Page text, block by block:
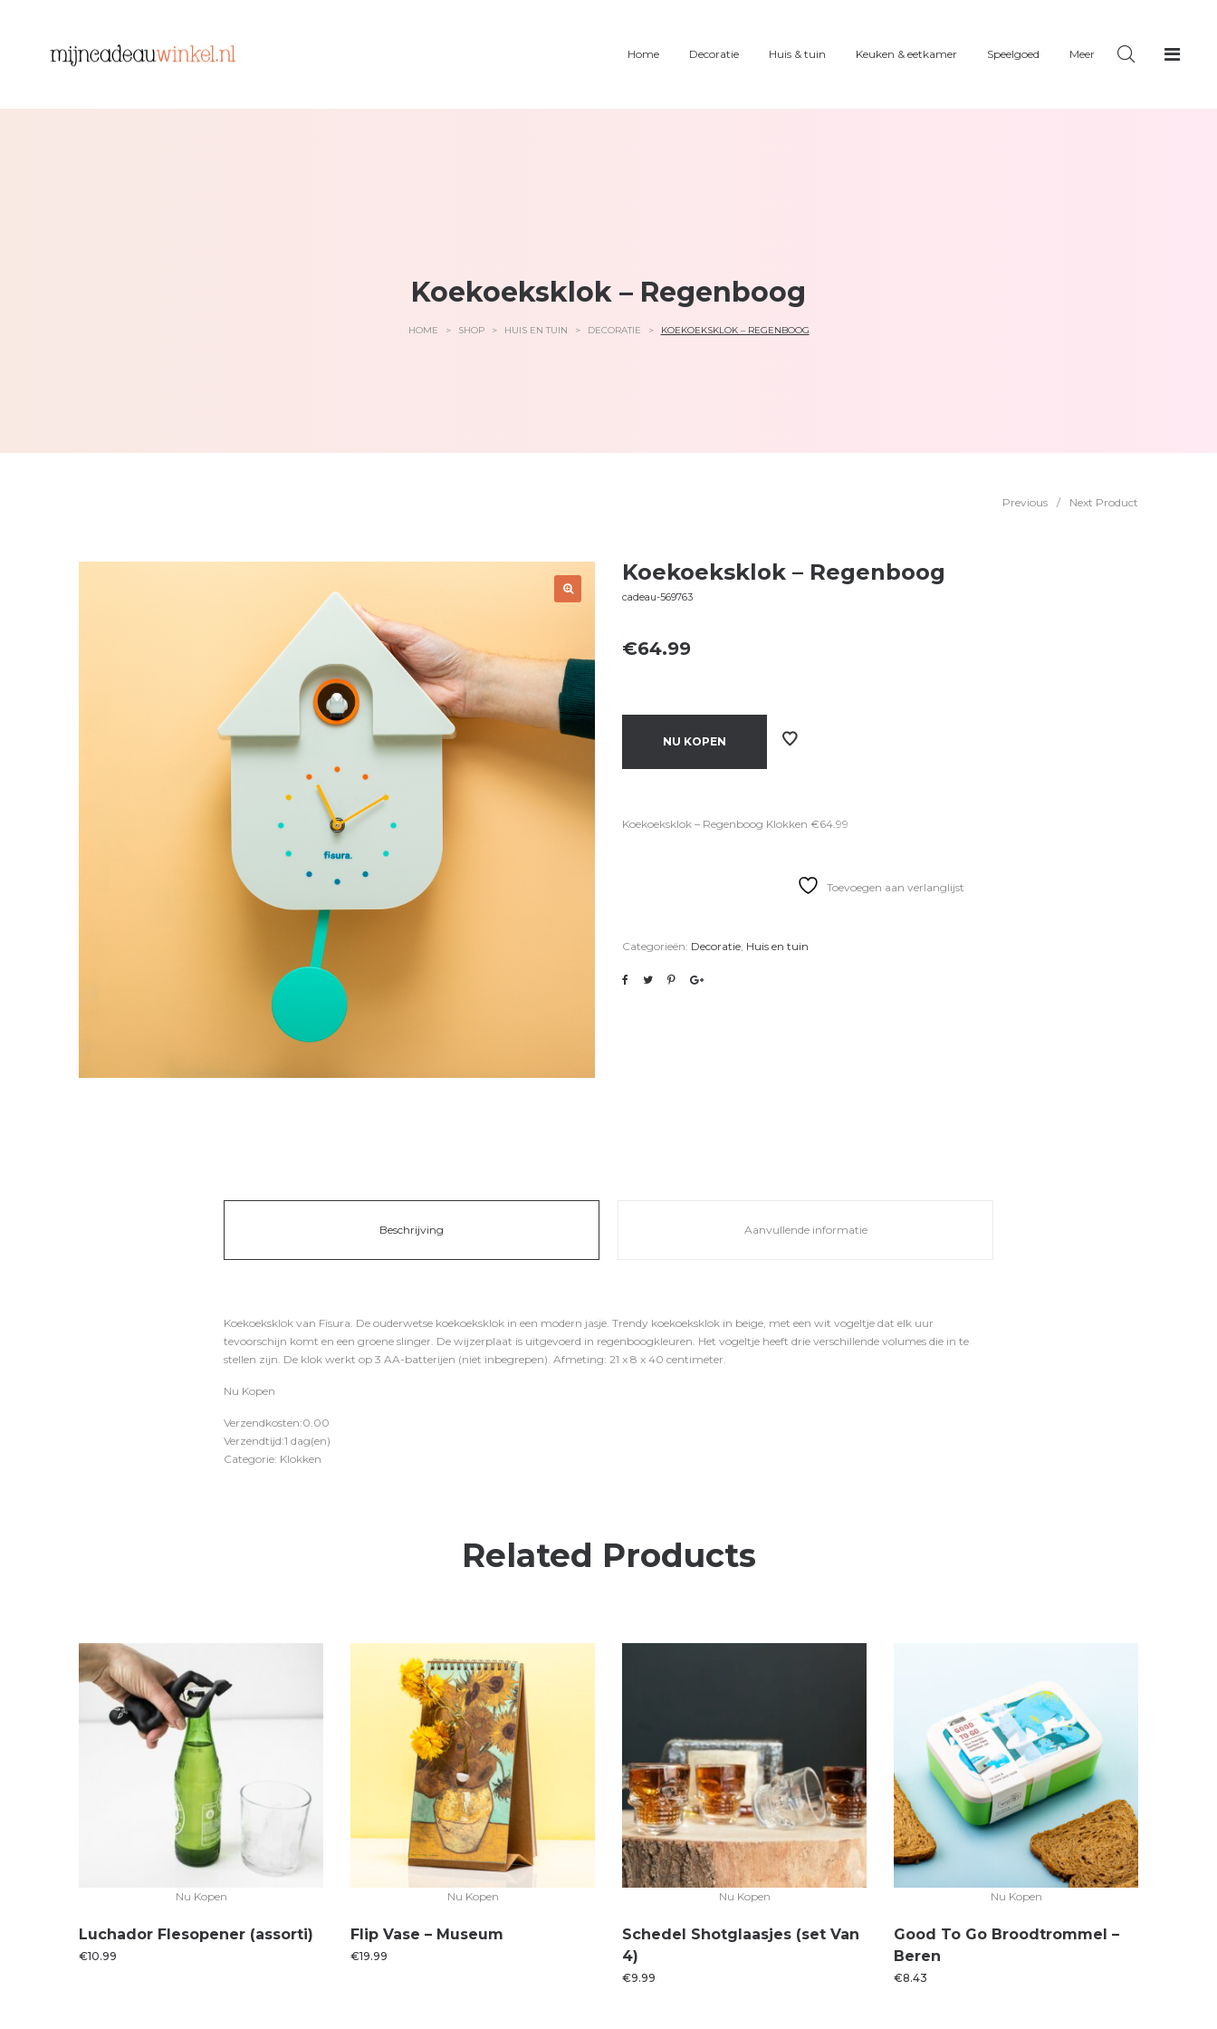
Home Decoratie Huis & tuin Keuken & eetkamer Speelgoed Meer
Koekoeksklok – Regenboog
HOME > SHOP > HUIS EN TUIN > DECORATIE > KOEKOEKSKLOK – REGENBOOG
Previous / Next Product
Koekoeksklok – Regenboog
cadeau-569763
€64.99
NU KOPEN
Koekoeksklok – Regenboog Klokken €64.99
Toevoegen aan verlanglijst
Categorieën: Decoratie, Huis en tuin
Beschrijving Aanvullende informatie
Koekoeksklok van Fisura. De ouderwetse koekoeksklok in een modern jasje. Trendy koekoeksklok in beige, met een wit vogeltje dat elk uur
tevoorschijn komt en een groene slinger. De wijzerplaat is uitgevoerd in regenboogkleuren. Het vogeltje heeft drie verschillende volumes die in te
stellen zijn. De klok werkt op 3 AA-batterijen (niet inbegrepen). Afmeting: 21 x 8 x 40 centimeter.
Nu Kopen
Verzendkosten:0.00
Verzendtijd:1 dag(en)
Categorie: Klokken
Related Products
Nu Kopen
Luchador Flesopener (assorti)
€10.99
Nu Kopen
Flip Vase – Museum
€19.99
Nu Kopen
Schedel Shotglaasjes (set Van
4)
€9.99
Nu Kopen
Good To Go Broodtrommel –
Beren
€8.43